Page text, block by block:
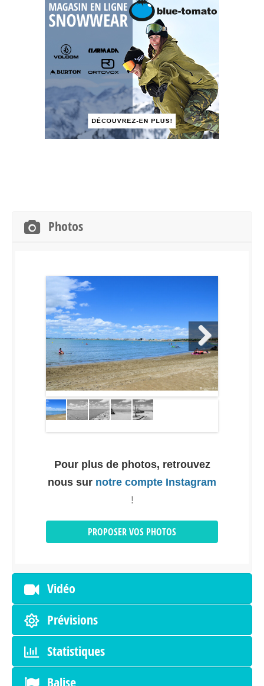
Photos
Pour plus de photos, retrouvez
nous sur notre compte Instagram
!
PROPOSER VOS PHOTOS
Vidéo
Prévisions
Statistiques